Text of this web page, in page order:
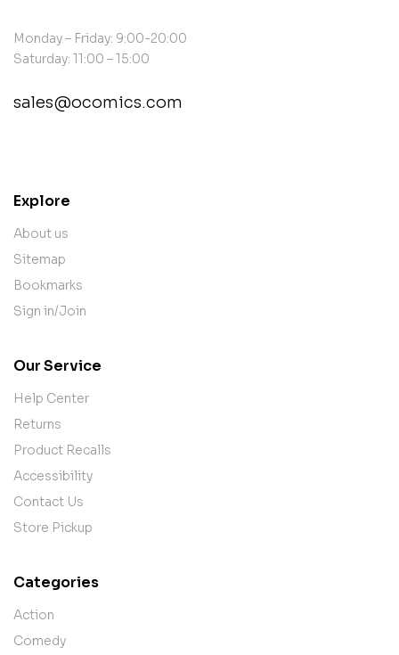
Monday – Friday: 9:00-20:00
Saturday: 11:00 – 15:00
sales@ocomics.com
Explore
About us
Sitemap
Bookmarks
Sign in/Join
Our Service
Help Center
Returns
Product Recalls
Accessibility
Contact Us
Store Pickup
Categories
Action
Comedy